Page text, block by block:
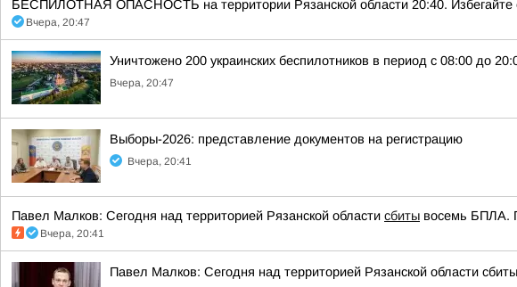
БЕСПИЛОТНАЯ ОПАСНОСТЬ на территории Рязанской области 20:40. Избегайте
Вчера, 20:47
Уничтожено 200 украинских беспилотников в период с 08:00 до
Вчера, 20:47
Выборы-2026: представление документов на регистрацию
Вчера, 20:41
Павел Малков: Сегодня над территорией Рязанской области сбиты восемь БПЛА.
Вчера, 20:41
Павел Малков: Сегодня над территорией Рязанской области